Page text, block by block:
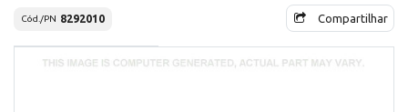
Cód./PN 8292010 Compartilhar